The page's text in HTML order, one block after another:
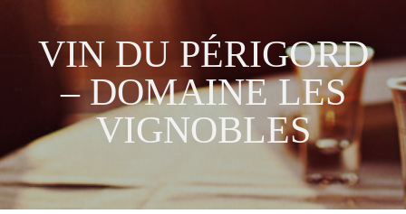
VIN DU PÉRIGORD
– DOMAINE LES
VIGNOBLES